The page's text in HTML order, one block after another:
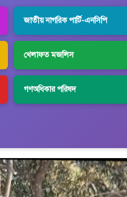
জাতীয় নাগরিক পার্টি-এনসিপি
খেলাফত মজলিস
গণঅধিকার পরিষদ